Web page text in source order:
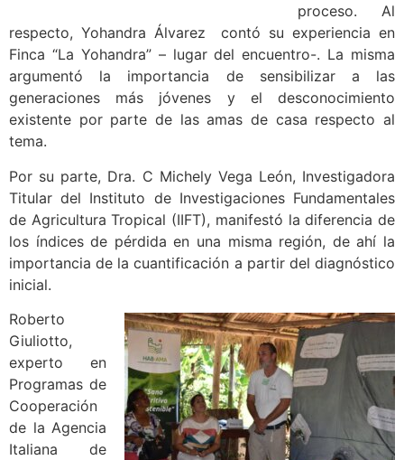
proceso. Al
respecto, Yohandra Álvarez contó su experiencia en
Finca “La Yohandra” – lugar del encuentro-. La misma
argumentó la importancia de sensibilizar a las
generaciones más jóvenes y el desconocimiento
existente por parte de las amas de casa respecto al
tema.
Por su parte, Dra. C Michely Vega León, Investigadora
Titular del Instituto de Investigaciones Fundamentales
de Agricultura Tropical (IIFT), manifestó la diferencia de
los índices de pérdida en una misma región, de ahí la
importancia de la cuantificación a partir del diagnóstico
inicial.
Roberto
Giuliotto,
experto en
Programas de
Cooperación
de la Agencia
Italiana de